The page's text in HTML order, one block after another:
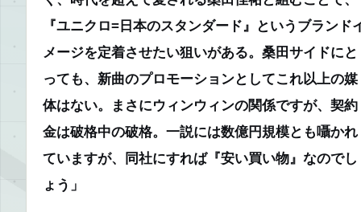
『ユニクロ=日本のスタンダード』というブランド
メージを定着させたい狙いがある。桑田サイドにと
っても、新曲のプロモーションとしてこれ以上の媒
体はない。まさにウィンウィンの関係ですが、契約
金は破格中の破格。一説には数億円規模とも囁かれ
ていますが、同社にすれば『安い買い物』なのでし
ょう」